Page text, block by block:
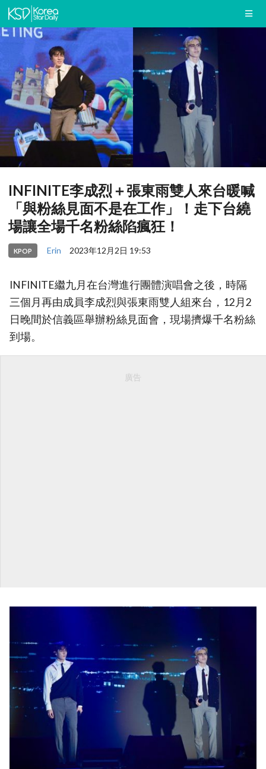
INFINITE李成烈＋張東雨雙人來台暖喊
「與粉絲見面不是在工作」！走下台繞
場讓全場千名粉絲陷瘋狂！
KPOP Erin 2023年12月2日 19:53
INFINITE繼九月在台灣進行團體演唱會之後，時隔
三個月再由成員李成烈與張東雨雙人組來台，12月2
日晚間於信義區舉辦粉絲見面會，現場擠爆千名粉絲
到場。
廣告